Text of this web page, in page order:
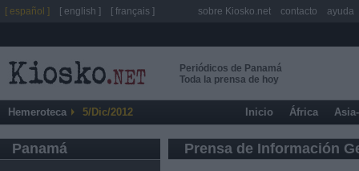
Periódicos de Panamá
Toda la prensa de hoy
Hemeroteca 5/Dic/2012 Inicio África
Panamá Prensa de Información
[ español ] [ english ] [ français ] sobre Kiosko.net contacto ayuda